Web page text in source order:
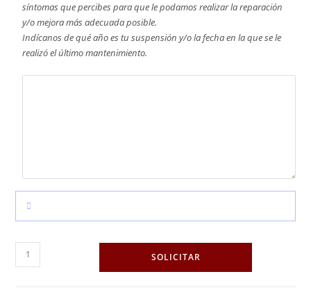
síntomas que percibes para que le podamos realizar la reparación
y/o mejora más adecuada posible.
Indícanos de qué año es tu suspensión y/o la fecha en la que se le
realizó el último mantenimiento.
Öhlins
TTX22
SOLICITAR